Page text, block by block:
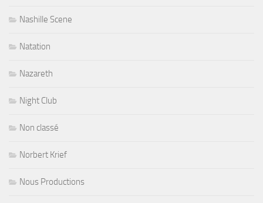
Nashille Scene
Natation
Nazareth
Night Club
Non classé
Norbert Krief
Nous Productions